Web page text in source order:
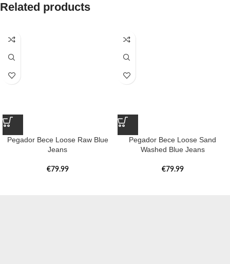
Related products
Pegador Bece Loose Raw Blue
Jeans
€79.99
Pegador Bece Loose Sand
Washed Blue Jeans
€79.99